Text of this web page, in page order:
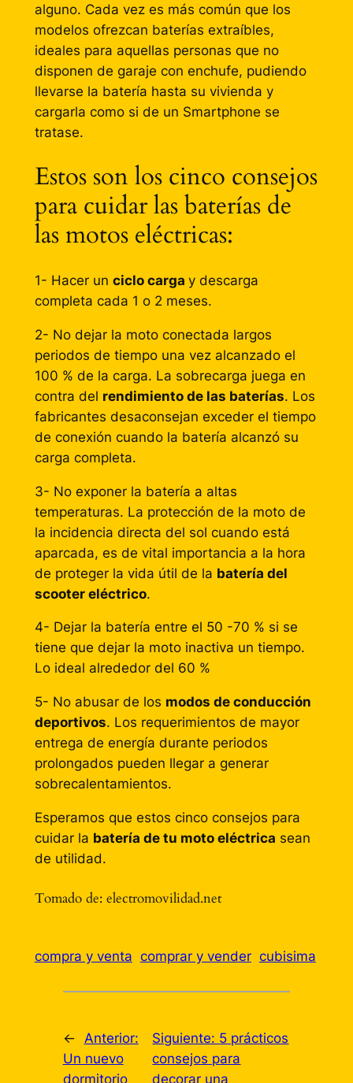
alguno. Cada vez es más común que los
modelos ofrezcan baterías extraíbles,
ideales para aquellas personas que no
disponen de garaje con enchufe, pudiendo
llevarse la batería hasta su vivienda y
cargarla como si de un Smartphone se
tratase.
Estos son los cinco consejos
para cuidar las baterías de
las motos eléctricas:
1- Hacer un ciclo carga y descarga
completa cada 1 o 2 meses.
2- No dejar la moto conectada largos
periodos de tiempo una vez alcanzado el
100 % de la carga. La sobrecarga juega en
contra del rendimiento de las baterías. Los
fabricantes desaconsejan exceder el tiempo
de conexión cuando la batería alcanzó su
carga completa.
3- No exponer la batería a altas
temperaturas. La protección de la moto de
la incidencia directa del sol cuando está
aparcada, es de vital importancia a la hora
de proteger la vida útil de la batería del
scooter eléctrico.
4- Dejar la batería entre el 50 -70 % si se
tiene que dejar la moto inactiva un tiempo.
Lo ideal alrededor del 60 %
5- No abusar de los modos de conducción
deportivos. Los requerimientos de mayor
entrega de energía durante periodos
prolongados pueden llegar a generar
sobrecalentamientos.
Esperamos que estos cinco consejos para
cuidar la batería de tu moto eléctrica sean
de utilidad.
Tomado de: electromovilidad.net
compra y venta comprar y vender cubisima
← Anterior:
Un nuevo
dormitorio
Siguiente: 5 prácticos
consejos para
decorar una